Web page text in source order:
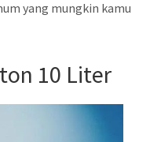
yang mungkin kamu
10 Liter